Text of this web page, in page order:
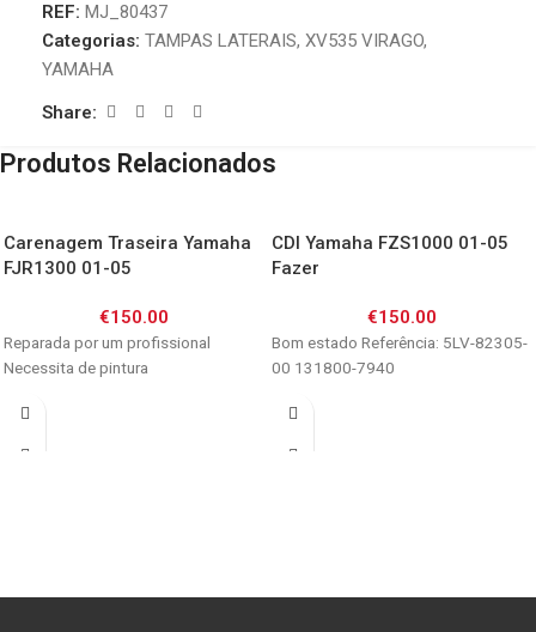
REF: MJ_80437
Categorias: TAMPAS LATERAIS, XV535 VIRAGO,
YAMAHA
Share:
Produtos Relacionados
Carenagem Traseira Yamaha
FJR1300 01-05
€150.00
Reparada por um profissional
Necessita de pintura
CDI Yamaha FZS1000 01-05
Fazer
€150.00
Bom estado Referência: 5LV-82305-
00 131800-7940